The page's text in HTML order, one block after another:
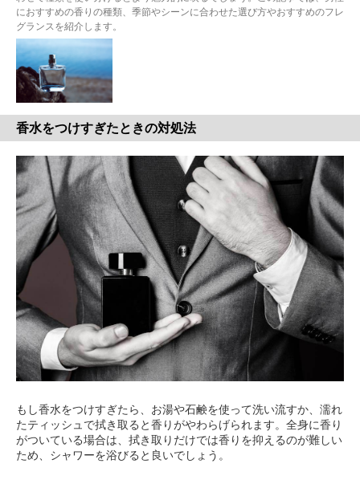
におすすめの香りの種類、季節やシーンに合わせた選び方やおすすめのフレ
グランスを紹介します。
香水をつけすぎたときの対処法
もし香水をつけすぎたら、お湯や石鹸を使って洗い流すか、濡れ
たティッシュで拭き取ると香りがやわらげられます。全身に香り
がついている場合は、拭き取りだけでは香りを抑えるのが難しい
ため、シャワーを浴びると良いでしょう。